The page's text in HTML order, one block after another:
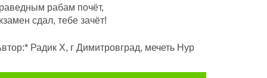
рабам почëт,
сдал, тебе зачёт!
Радик Х, г Димитровград, мечеть Нур